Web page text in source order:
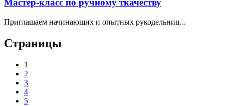
Мастер-класс по ручному ткачеству
Приглашаем начинающих и опытных рукодельниц...
Страницы
1
2
3
4
5